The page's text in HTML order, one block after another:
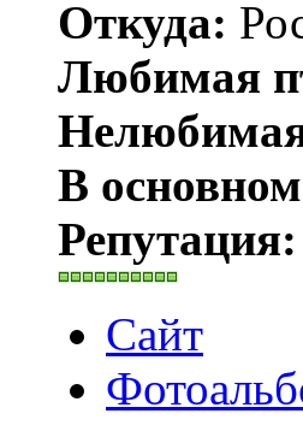
Откуда:
Любимая
В
Репутация:
Сайт